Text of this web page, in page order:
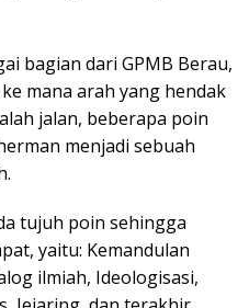
bagian dari GPMB Berau,
mana arah yang hendak
jalan, beberapa poin
menjadi sebuah
tujuh poin sehingga
yaitu: Kemandulan
ilmiah, Ideologisasi,